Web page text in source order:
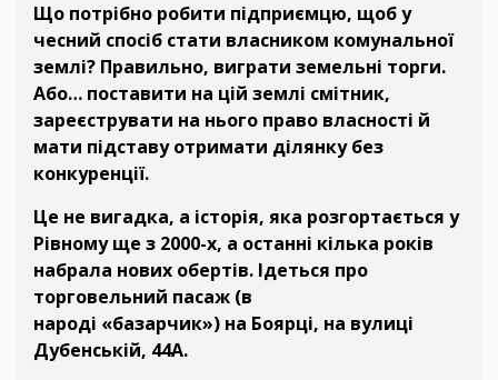
Що потрібно робити підприємцю, щоб у
чесний спосіб стати власником комунальної
землі? Правильно, виграти земельні торги.
Або… поставити на цій землі смітник,
зареєструвати на нього право власності й
мати підставу отримати ділянку без
конкуренції.
Це не вигадка, а історія, яка розгортається у
Рівному ще з 2000-х, а останні кілька років
набрала нових обертів. Ідеться про
торговельний пасаж (в
народі «базарчик») на Боярці, на вулиці
Дубенській, 44А.